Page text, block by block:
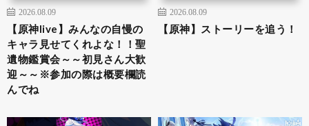
2026.08.09
【原神live】みんなの自慢の
キャラ見せてくれよな！！聖
遺物鑑賞会～～初見さん大歓
迎～～※参加の際は概要欄読
んでね
2026.08.09
【原神】ストーリーを追う！